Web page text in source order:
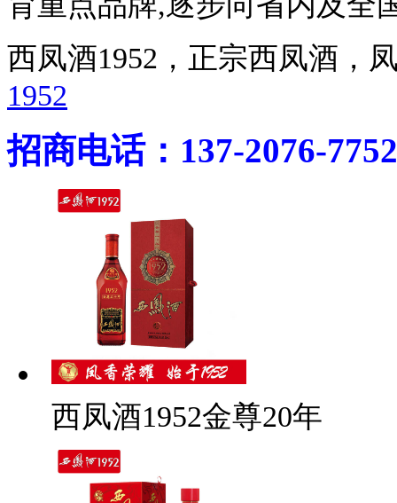
西凤酒1952，正宗西凤酒
1952
招商电话：137-2076-7752
西凤酒1952金尊20年